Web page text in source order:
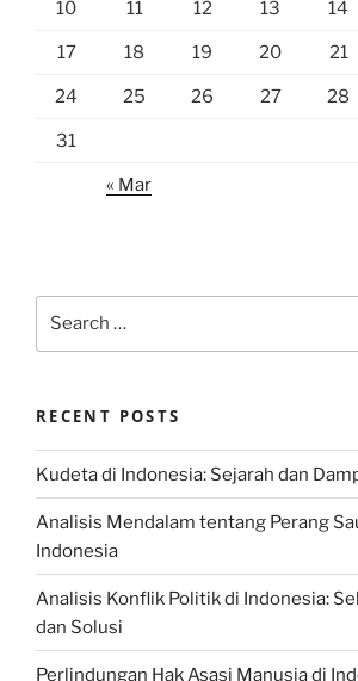
10 11 12 13 14
17 18 19 20 21
24 25 26 27 28
31
« Mar
RECENT POSTS
Kudeta di Indonesia: Sejarah dan
Analisis Mendalam tentang Perang
Indonesia
Analisis Konflik Politik di Indonesia:
dan Solusi
Perlindungan Hak Asasi Manusia di